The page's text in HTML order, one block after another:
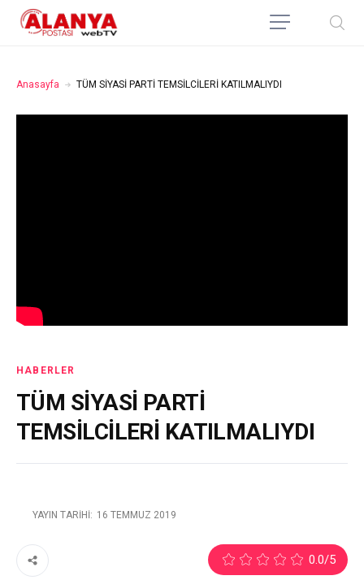
Anasayfa TÜM SİYASİ PARTİ TEMSİLCİLERİ KATILMALIYDI
HABERLER
TÜM SİYASİ PARTİ
TEMSİLCİLERİ KATILMALIYDI
YAYIN TARIHI: 16 TEMMUZ 2019
0.0/5